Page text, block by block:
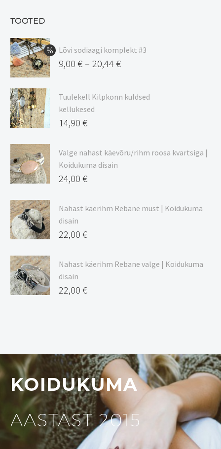
TOOTED
Lõvi sodiaagi komplekt #3
9,00 € – 20,44 €
9,00 €
kuni
20,44 €
Tuulekell Kilpkonn kuldsed
kellukesed
14,90 €
Valge nahast käevõru/rihm roosa kvartsiga |
Koidukuma disain
24,00 €
Nahast käerihm Rebane must | Koidukuma
disain
22,00 €
Nahast käerihm Rebane valge | Koidukuma
disain
22,00 €
KOIDUKUMA
AASTAST 2015